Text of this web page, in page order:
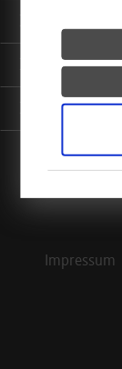
Portale
Kontaktinfo
Impressum